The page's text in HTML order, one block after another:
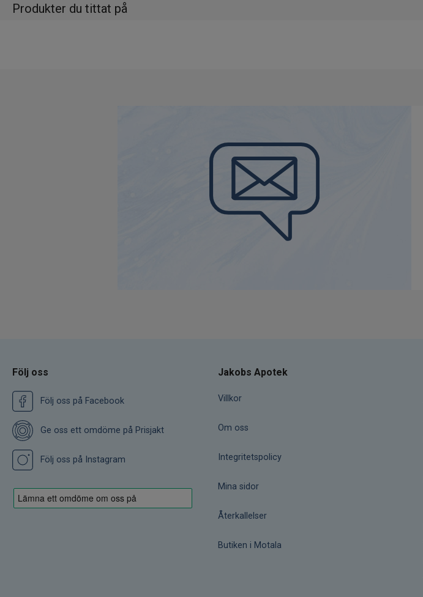
Produkter du tittat på
Följ oss
Följ oss på Facebook
Ge oss ett omdöme på Prisjakt
Följ oss på Instagram
Jakobs Apotek
Villkor
Om oss
Integritetspolicy
Mina sidor
Återkallelser
Butiken i Motala